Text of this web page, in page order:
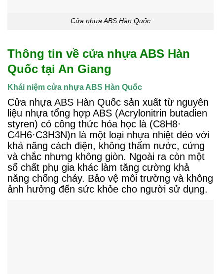
Cửa nhựa ABS Hàn Quốc
Thông tin về cửa nhựa ABS Hàn
Quốc tại An Giang
Khái niệm cửa nhựa ABS Hàn Quốc
Cửa nhựa ABS Hàn Quốc sản xuất từ nguyên
liệu nhựa tổng hợp ABS (Acrylonitrin butadien
styren) có công thức hóa học là (C8H8·
C4H6·C3H3N)n là một loại nhựa nhiệt dẻo với
khả năng cách điện, không thấm nước, cứng
và chắc nhưng không giòn. Ngoài ra còn một
số chất phụ gia khác làm tăng cường khả
năng chống cháy. Bảo vệ môi trường và không
ảnh hưởng đến sức khỏe cho người sử dụng.